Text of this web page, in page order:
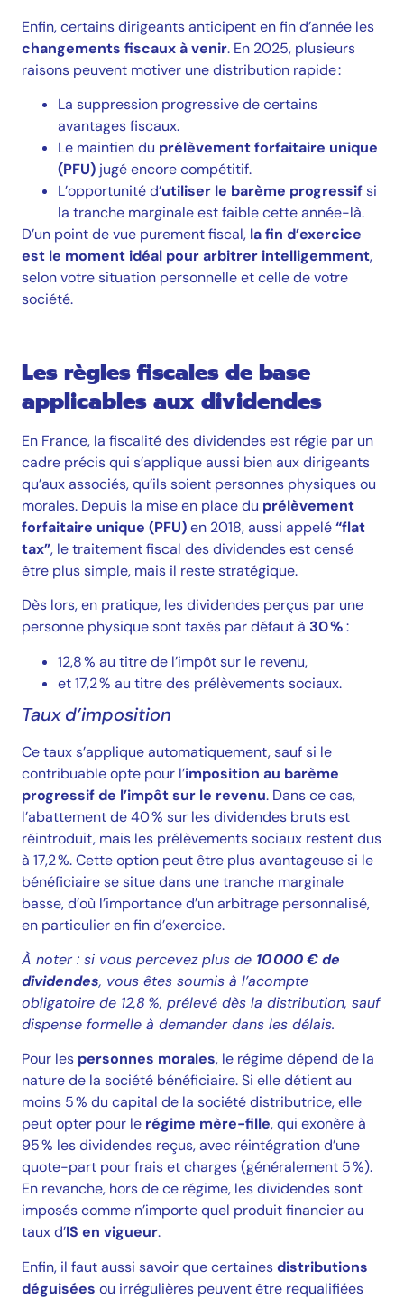
Enfin, certains dirigeants anticipent en fin d’année les
changements fiscaux à venir. En 2025, plusieurs
raisons peuvent motiver une distribution rapide :
La suppression progressive de certains
avantages fiscaux.
Le maintien du prélèvement forfaitaire unique
(PFU) jugé encore compétitif.
L’opportunité d’utiliser le barème progressifsi
la tranche marginale est faible cette année-là.
D’un point de vue purement fiscal, la fin d’exercice
est le moment idéal pour arbitrer intelligemment,
selon votre situation personnelle et celle de votre
société.
Les règles fiscales de base
applicables aux dividendes
En France, la fiscalité des dividendes est régie par un
cadre précis qui s’applique aussi bien aux dirigeants
qu’aux associés, qu’ils soient personnes physiques ou
morales. Depuis la mise en place du prélèvement
forfaitaire unique (PFU)en 2018, aussi appelé“flat
tax”, le traitement fiscal des dividendes est censé
être plus simple, mais il reste stratégique.
Dès lors, en pratique, les dividendes perçus par une
personne physique sont taxés par défaut à 30 %:
12,8 % au titre de l’impôt sur le revenu,
et 17,2 % au titre des prélèvements sociaux.
Taux d’imposition
Ce taux s’applique automatiquement, sauf si le
contribuable opte pour l’imposition au barème
progressif de l’impôt sur le revenu. Dans ce cas,
l’abattement de 40 % sur les dividendes bruts est
réintroduit, mais les prélèvements sociaux restent dus
à 17,2 %. Cette option peut être plus avantageuse si le
bénéficiaire se situe dans une tranche marginale
basse, d’où l’importance d’un arbitrage personnalisé,
en particulier en fin d’exercice.
À noter : si vous percevez plus de 10 000 € de
dividendes, vous êtes soumis à l’acompte
obligatoire de 12,8 %, prélevé dès la distribution, sauf
dispense formelle à demander dans les délais.
Pour les personnes morales, le régime dépend de la
nature de la société bénéficiaire. Si elle détient au
moins 5 % du capital de la société distributrice, elle
peut opter pour le régime mère-fille, qui exonère à
95 % les dividendes reçus, avec réintégration d’une
quote-part pour frais et charges (généralement 5 %).
En revanche, hors de ce régime, les dividendes sont
imposés comme n’importe quel produit financier au
taux d’IS en vigueur.
Enfin, il faut aussi savoir que certainesdistributions
déguisées ou irrégulières peuvent être requalifiées